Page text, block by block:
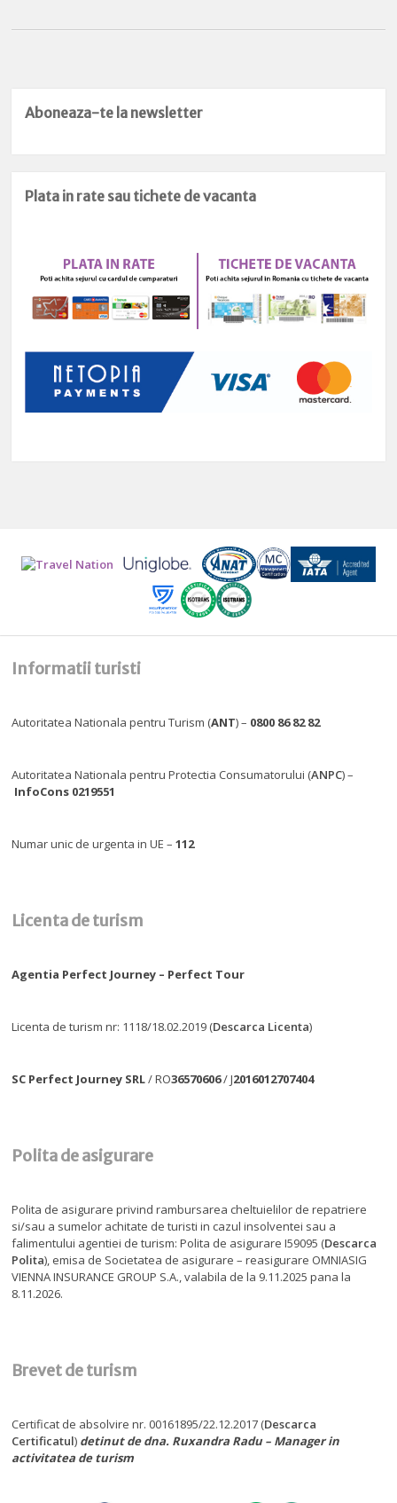
Aboneaza-te la newsletter
Plata in rate sau tichete de vacanta
Informatii turisti
Autoritatea Nationala pentru Turism (ANT) – 0800 86 82 82
Autoritatea Nationala pentru Protectia Consumatorului (ANPC) –
InfoCons 0219551
Numar unic de urgenta in UE –112
Licenta de turism
Agentia Perfect Journey – Perfect Tour
Licenta de turism nr: 1118/18.02.2019 (Descarca Licenta)
SC Perfect Journey SRL/ RO36570606/ J2016012707404
Polita de asigurare
Polita de asigurare privind rambursarea cheltuielilor de repatriere
si/sau a sumelor achitate de turisti in cazul insolventei sau a
falimentului agentiei de turism: Polita de asigurare I59095 (Descarca
Polita), emisa de Societatea de asigurare – reasigurare OMNIASIG
VIENNA INSURANCE GROUP S.A., valabila de la 9.11.2025 pana la
8.11.2026.
Brevet de turism
Certificat de absolvire nr. 00161895/22.12.2017 (Descarca
Certificatul) detinut de dna. Ruxandra Radu – Manager in
activitatea de turism